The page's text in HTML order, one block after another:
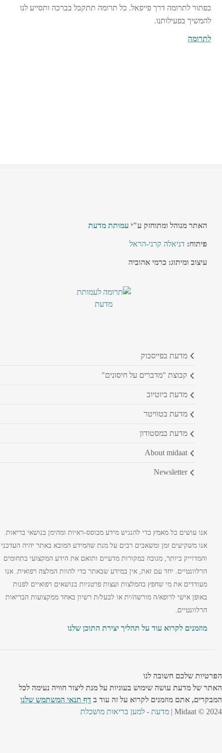
כפתור לתרומה דרך פייפאל. כל תרומה תתקבל בברכה ותסייע לנו
להמשיך בפעילותנו.
לתרומה
האתר מנוהל ומתוחזק ע"י עמותת מדעת
פיתוח: דניאלה קרני-הראל
עיצוב ומיתוג: כרמי אהוביה
מדעת בפייסבוק
קבוצת "מדברים על חיסונים"
מדעת ביוטיוב
מדעת בטוויטר
מדעת במסטודון
about midaat
newsletter
אנו עושים כל מאמץ כדי להנגיש מידע מבוסס-ראיות ומהימן בנושאי בריאות.
אנו משקיעים זמן ומשאבים רבים על מנת שהמידע המובא באתר יהיה העדכני
והמדוייק ביותר, מגובה במקורות מדעיים ותואם את הידע המקצועי בתחומים
הרלוונטיים. יחד עם זאת, אין במידע שבאתר כדי להוות המלצה רפואית. אנו
מעודדים את מי שחפץ בהמלצות ועצות פרטניות בנושאים רפואיים לפנות
באופן אישי לרופא/ה מורשה/ית או לבעל/ת רשיון באחד ממקצועות הבריאות
הרלוונטיים.
מוזמנים לקרוא עוד על תהליך יצירת התוכן שלנו
הפרטיות שלכם חשובה לנו
האתר של מדעת עושה שימוש בעוגיות על מנת ליצור חוויה נעימה לכל
המבקרים, אתם מוזמנים לקרוא על זה עוד ב דף תנאי המשתמש שלנו
Midaat © 2024 |
מדעת - למען בריאות מושכלת